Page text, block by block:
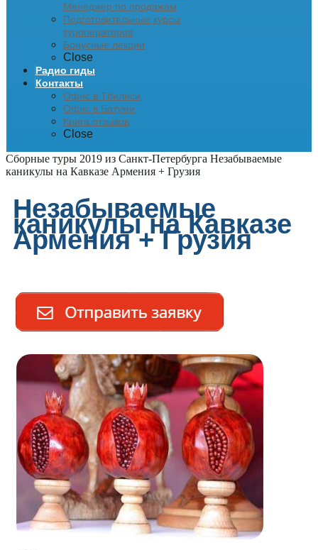
Менеджер по продажам
Подготовительные курсы
туроператоров
Бонусные лекции
Close
Радио гиды
Контакты
Офис в Тбилиси
Офис в Батуми
Книга отзывов
Close
Сборные туры 2019 из Санкт-Петербурга Незабываемые
каникулы на Кавказе Армения + Грузия
Незабываемые
каникулы на Кавказе
Армения + Грузия